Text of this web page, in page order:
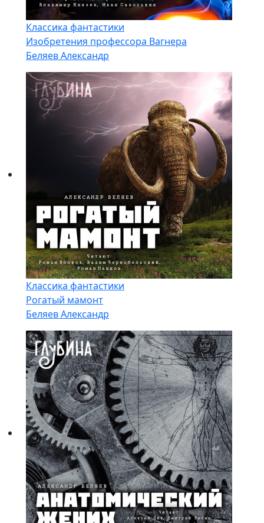
Классика фантастики
Изобретения профессора Вагнера
Беляев Александр
Классика фантастики
Рогатый мамонт
Беляев Александр